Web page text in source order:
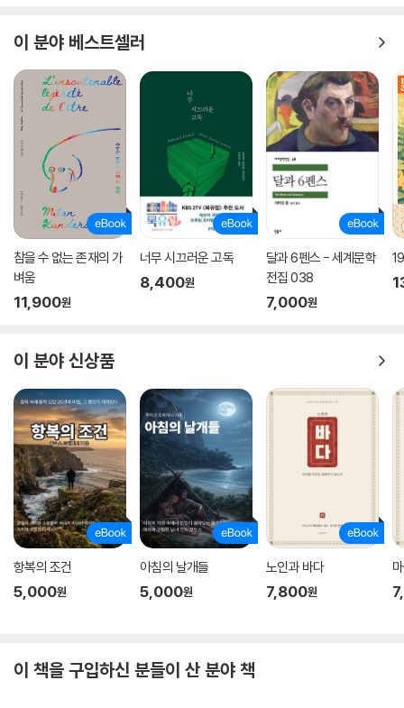
이 분야 베스트셀러
참을 수 없는 존재의 가
벼움
11,900원
너무 시끄러운 고독
8,400원
달과 6펜스 - 세계문학
전집 038
7,000원
이 분야 신상품
항복의 조건
5,000원
아침의 날개들
5,000원
노인과 바다
7,800원
이 책을 구입하신 분들이 산 분야 책